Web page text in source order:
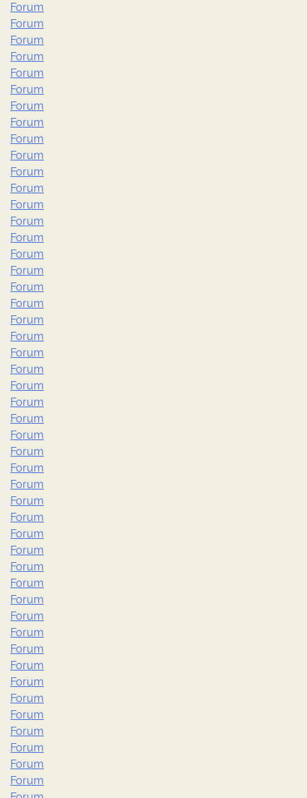
Forum
Forum
Forum
Forum
Forum
Forum
Forum
Forum
Forum
Forum
Forum
Forum
Forum
Forum
Forum
Forum
Forum
Forum
Forum
Forum
Forum
Forum
Forum
Forum
Forum
Forum
Forum
Forum
Forum
Forum
Forum
Forum
Forum
Forum
Forum
Forum
Forum
Forum
Forum
Forum
Forum
Forum
Forum
Forum
Forum
Forum
Forum
Forum